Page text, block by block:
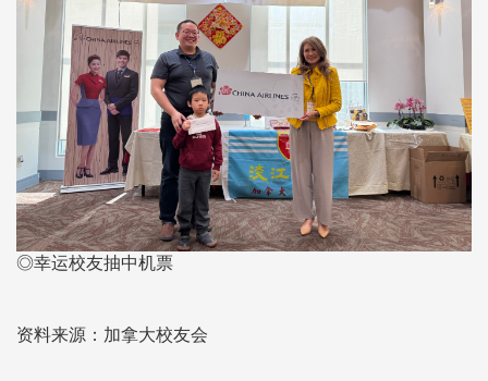
◎幸运校友抽中机票
资料来源：加拿大校友会